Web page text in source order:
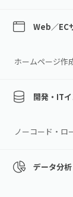
Web／EC
ホームページ作
開発・IT
ノーコード・ロ
データ分